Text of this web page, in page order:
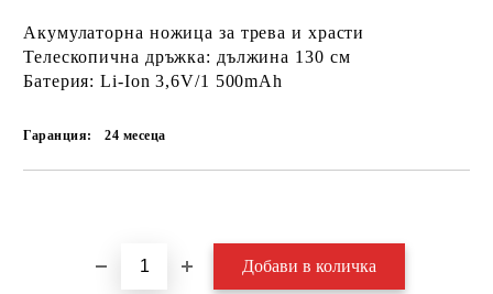
Акумулаторна ножица за трева и храсти
Телескопична дръжка: дължина 130 см
Батерия: Li-Ion 3,6V/1 500mAh
Гаранция: 24 месеца